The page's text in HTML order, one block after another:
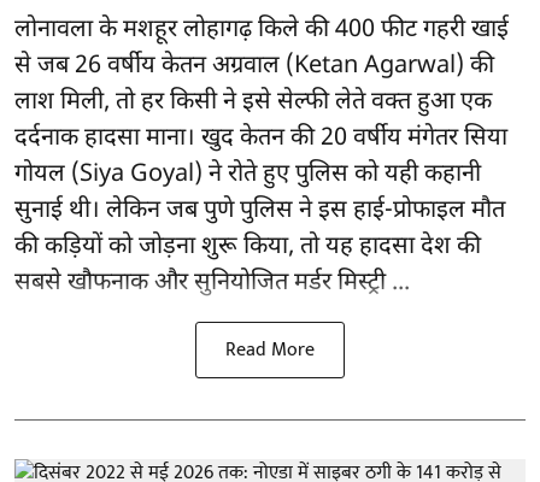
लोनावला के मशहूर लोहागढ़ किले की 400 फीट गहरी खाई
से जब 26 वर्षीय केतन अग्रवाल (Ketan Agarwal) की
लाश मिली, तो हर किसी ने इसे सेल्फी लेते वक्त हुआ एक
दर्दनाक हादसा माना। खुद केतन की 20 वर्षीय मंगेतर सिया
गोयल (Siya Goyal) ने रोते हुए पुलिस को यही कहानी
सुनाई थी। लेकिन जब पुणे पुलिस ने इस हाई-प्रोफाइल मौत
की कड़ियों को जोड़ना शुरू किया, तो यह हादसा देश की
सबसे खौफनाक और सुनियोजित मर्डर मिस्ट्री ...
Read More